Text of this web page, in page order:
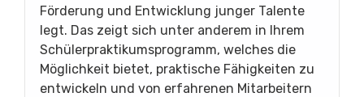
Förderung und Entwicklung junger Talente
legt. Das zeigt sich unter anderem in Ihrem
Schülerpraktikumsprogramm, welches die
Möglichkeit bietet, praktische Fähigkeiten zu
entwickeln und von erfahrenen Mitarbeitern